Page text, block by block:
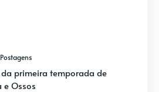
da primeira temporada de
e Ossos